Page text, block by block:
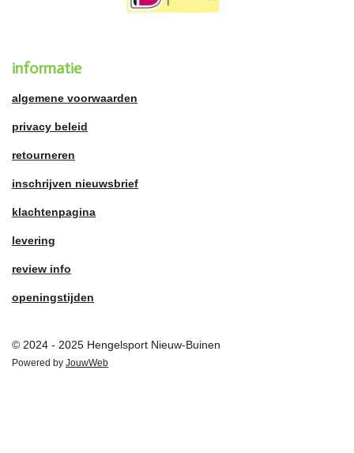
informatie
algemene voorwaarden
privacy beleid
retourneren
inschrijven nieuwsbrief
klachtenpagina
levering
review info
openingstijden
© 2024 - 2025 Hengelsport Nieuw-Buinen
Powered by JouwWeb